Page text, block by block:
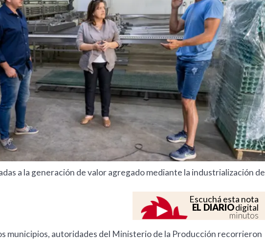
a la generación de valor agregado mediante la industrialización de
Escuchá esta nota
EL DIARIOdigital
minutos
municipios, autoridades del Ministerio de la Producción recorrieron